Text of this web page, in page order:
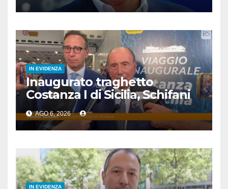
IN EVIDENZA
Inaugurato traghetto
Costanza I di Sicilia, Schifani
“Mantenuto impegni presi”
AGO 6, 2026
IN EVIDENZA